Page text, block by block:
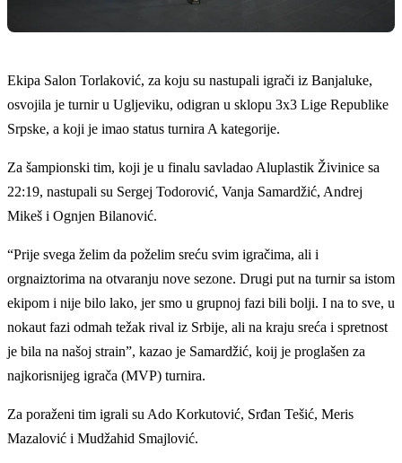
Ekipa Salon Torlaković, za koju su nastupali igrači iz Banjaluke,
osvojila je turnir u Ugljeviku, odigran u sklopu 3x3 Lige Republike
Srpske, a koji je imao status turnira A kategorije.
Za šampionski tim, koji je u finalu savladao Aluplastik Živinice sa
22:19, nastupali su Sergej Todorović, Vanja Samardžić, Andrej
Mikeš i Ognjen Bilanović.
“Prije svega želim da poželim sreću svim igračima, ali i
orgnaiztorima na otvaranju nove sezone. Drugi put na turnir sa istom
ekipom i nije bilo lako, jer smo u grupnoj fazi bili bolji. I na to sve, u
nokaut fazi odmah težak rival iz Srbije, ali na kraju sreća i spretnost
je bila na našoj strain”, kazao je Samardžić, koij je proglašen za
najkorisnijeg igrača (MVP) turnira.
Za poraženi tim igrali su Ado Korkutović, Srđan Tešić, Meris
Mazalović i Mudžahid Smajlović.